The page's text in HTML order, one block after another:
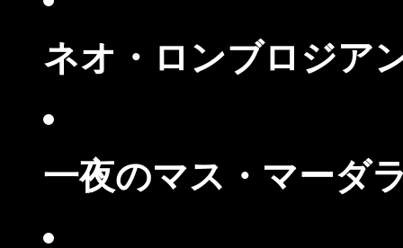
ネオ・ロンブロジア
一夜のマス・マーダ